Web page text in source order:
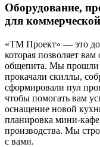
Оборудование,
для
«ТМ Проект» — это
которая позволяет
общепита. Мы прошли
прокачали скиллы,
сформировали пул
чтобы помогать вам
оснащение новой
планировка мини-
производства. Мы
с вами.